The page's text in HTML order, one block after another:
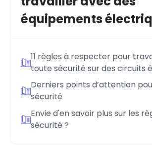
équipements
11 règles à respecter pour
toute sécurité sur des circuits
Derniers points d’attention
sécurité
Envie d'en savoir plus sur les
sécurité ?